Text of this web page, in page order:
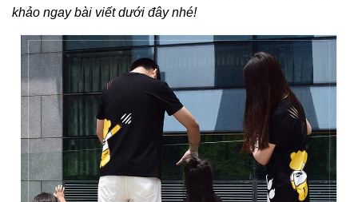
khảo ngay bài viết dưới đây nhé!